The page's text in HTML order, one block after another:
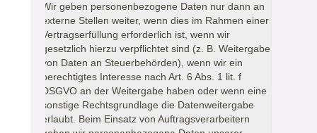
Wir geben personenbezogene Daten nur dann an
externe Stellen weiter, wenn dies im Rahmen einer
Vertragserfüllung erforderlich ist, wenn wir
gesetzlich hierzu verpflichtet sind (z. B. Weitergabe
von Daten an Steuerbehörden), wenn wir ein
berechtigtes Interesse nach Art. 6 Abs. 1 lit. f
DSGVO an der Weitergabe haben oder wenn eine
sonstige Rechtsgrundlage die Datenweitergabe
erlaubt. Beim Einsatz von Auftragsverarbeitern